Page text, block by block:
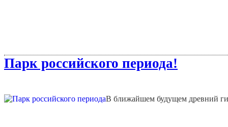
Парк российского периода!
В ближайшем будущем древний